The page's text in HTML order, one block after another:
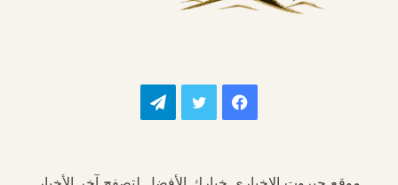
فيسبوك تويتر تيلقرام